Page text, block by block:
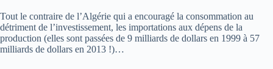
Tout le contraire de l’Algérie qui a encouragé la consommation au
détriment de l’investissement, les importations aux dépens de la
production (elles sont passées de 9 milliards de dollars en 1999 à 57
milliards de dollars en 2013 !)…